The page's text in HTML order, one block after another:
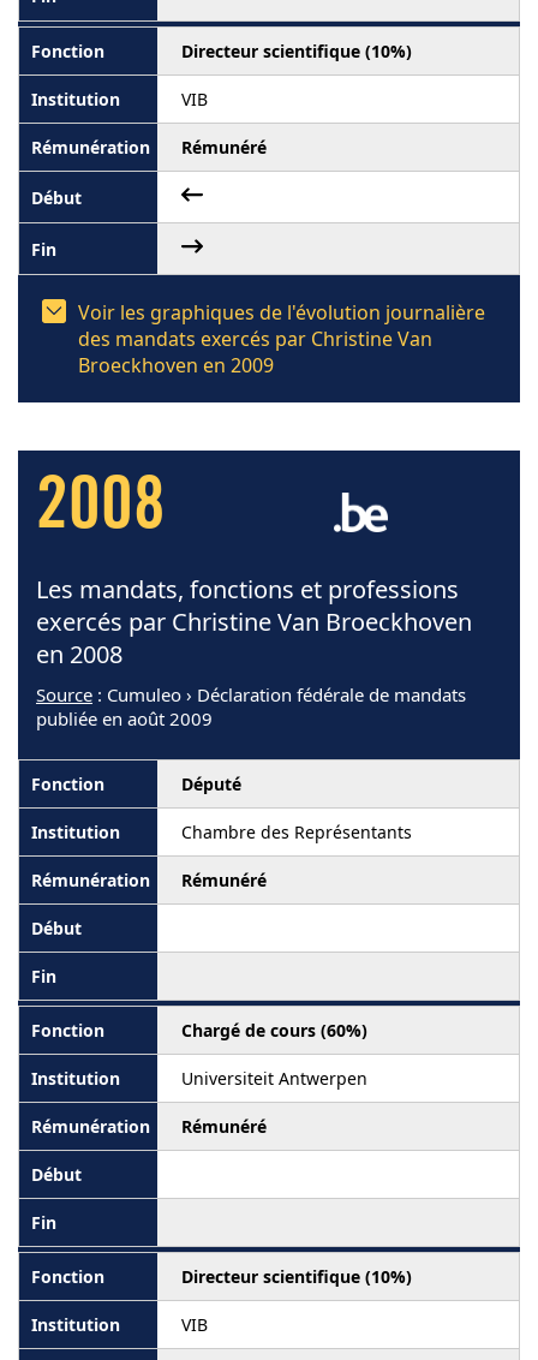
Directeur scientifique (10%)
VIB
Rémunéré
Voir les graphiques de l'évolution journalière
des mandats exercés par Christine Van
Broeckhoven en 2009
2008
Les mandats, fonctions et professions
exercés par Christine Van Broeckhoven
en 2008
Source : Cumuleo › Déclaration fédérale de mandats
publiée en août 2009
Député
Chambre des Représentants
Rémunéré
Chargé de cours (60%)
Universiteit Antwerpen
Rémunéré
Directeur scientifique (10%)
VIB